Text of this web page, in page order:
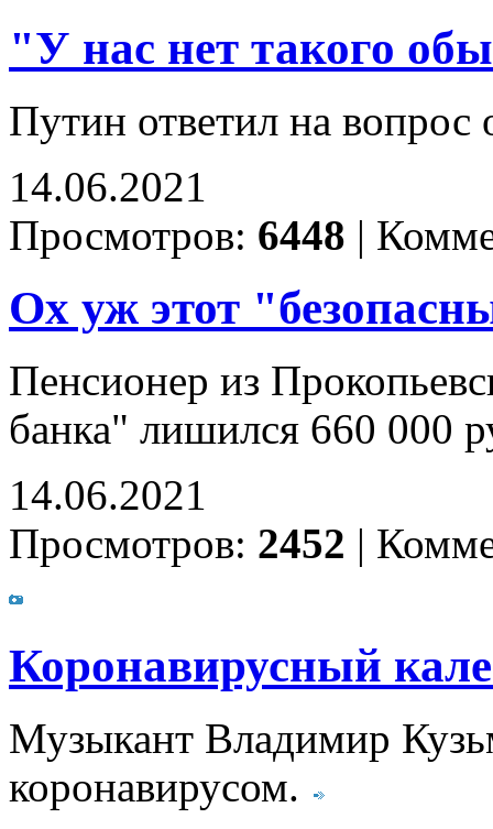
"У нас нет такого
Путин ответил на
14.06.2021
Просмотров: 6448 |
Ох уж этот
Пенсионер из
банка" лишился 660 000
14.06.2021
Просмотров: 2452 |
Коронавирусный
Музыкант Владимир
коронавирусом.